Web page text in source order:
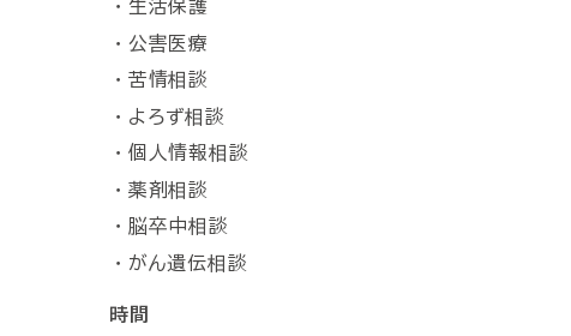
生活保護
公害医療
苦情相談
よろず相談
個人情報相談
薬剤相談
脳卒中相談
がん遺伝相談
時間